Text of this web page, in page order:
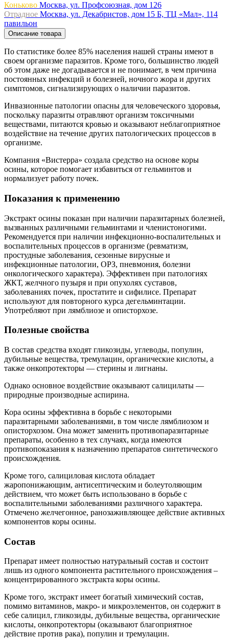
Коньково Москва, ул. Профсоюзная, дом 126
Отрадное Москва, ул. Декабристов, дом 15 Б, ТЦ «Мал», 114
павильон
Описание товара
По статистике более 85% населения нашей страны имеют в
своем организме паразитов. Кроме того, большинство людей
об этом даже не догадывается и не понимает, в чем причина
постоянных инфекций и болезней, ночного жора и других
симптомов, сигнализирующих о наличии паразитов.
Инвазионные патологии опасны для человеческого здоровья,
поскольку паразиты отравляют организм токсичными
веществами, питаются кровью и оказывают неблагоприятное
воздействие на течение других патологических процессов в
организме.
Компания «Вистерра» создала средство на основе коры
осины, которое помогает избавиться от гельминтов и
нормализует работу почек.
Показания к применению
Экстракт осины показан при наличии паразитарных болезней,
вызванных различными гельминтами и членистоногими.
Рекомендуется при наличии инфекционно-воспалительных и
воспалительных процессов в организме (ревматизм,
простудные заболевания, сезонные вирусные и
инфекционные патологии, ОРЗ, пневмония, болезни
онкологического характера). Эффективен при патологиях
ЖКТ, желчного пузыря и при опухолях суставов,
заболеваниях почек, простатите и сифилисе. Препарат
используют для повторного курса дегельминтации.
Употребляют при лямблиозе и описторхозе.
Полезные свойства
В состав средства входят гликозиды, углеводы, популин,
дубильные вещества, тремулацин, органические кислоты, а
также онкопротекторы — стерины и лигнаны.
Однако основное воздействие оказывают салицилаты —
природные производные аспирина.
Кора осины эффективна в борьбе с некоторыми
паразитарными заболеваниями, в том числе лямблиозом и
описторхозом. Она может заменить противопаразитарные
препараты, особенно в тех случаях, когда имеются
противопоказания к назначению препаратов синтетического
происхождения.
Кроме того, салициловая кислота обладает
жаропонижающим, антисептическим и болеутоляющим
действием, что может быть использовано в борьбе с
воспалительными заболеваниями различного характера.
Отмечено желчегонное, ранозаживляющее действие активных
компонентов коры осины.
Состав
Препарат имеет полностью натуральный состав и состоит
лишь из одного компонента растительного происхождения –
концентрированного экстракта коры осины.
Кроме того, экстракт имеет богатый химический состав,
помимо витаминов, макро- и микроэлементов, он содержит в
себе салицил, гликозиды, дубильные вещества, органические
кислоты, онкопротекторы (оказывают благоприятное
действие против рака), популин и тремулацин.